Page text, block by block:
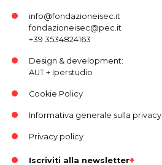
info@fondazioneisec.it
fondazioneisec@pec.it
+39 3534824163
Design & development:
AUT+ Iperstudio
Cookie Policy
Informativa generale sulla privacy
Privacy policy
Iscriviti alla newsletter